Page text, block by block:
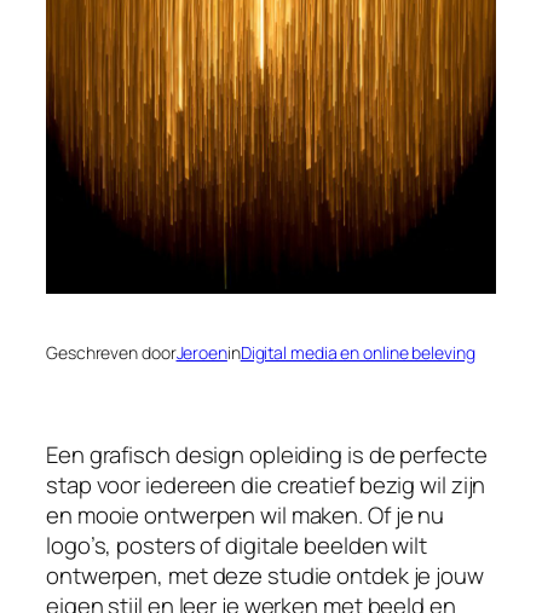
Geschreven doorJeroeninDigital media en online beleving
Een grafisch design opleiding is de perfecte
stap voor iedereen die creatief bezig wil zijn
en mooie ontwerpen wil maken. Of je nu
logo’s, posters of digitale beelden wilt
ontwerpen, met deze studie ontdek je jouw
eigen stijl en leer je werken met beeld en